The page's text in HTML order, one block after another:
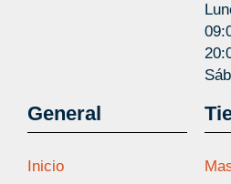
General
Inicio